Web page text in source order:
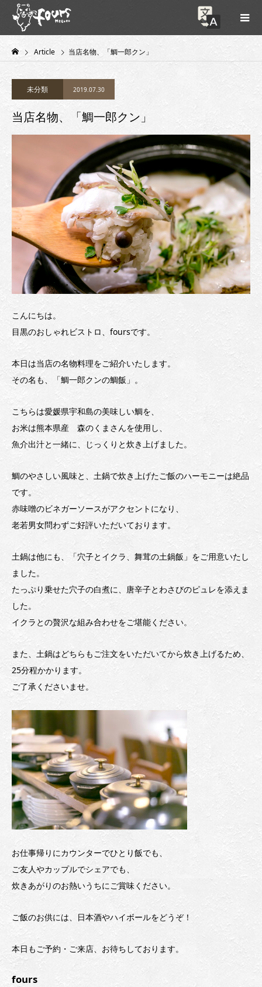
Article 当店名物、「鯛一郎クン」
未分類 2019.07.30
当店名物、「鯛一郎クン」
こんにちは。
目黒のおしゃれビストロ、foursです。
本日は当店の名物料理をご紹介いたします。
その名も、「鯛一郎クンの鯛飯」。
こちらは愛媛県宇和島の美味しい鯛を、
お米は熊本県産 森のくまさんを使用し、
魚介出汁と一緒に、じっくりと炊き上げました。
鯛のやさしい風味と、土鍋で炊き上げたご飯のハーモニーは絶品
です。
赤味噌のビネガーソースがアクセントになり、
老若男女問わずご好評いただいております。
土鍋は他にも、「穴子とイクラ、舞茸の土鍋飯」をご用意いたし
ました。
たっぷり乗せた穴子の白煮に、唐辛子とわさびのピュレを添えま
した。
イクラとの贅沢な組み合わせをご堪能ください。
また、土鍋はどちらもご注文をいただいてから炊き上げるため、
25分程かかります。
ご了承くださいませ。
お仕事帰りにカウンターでひとり飯でも、
ご友人やカップルでシェアでも、
炊きあがりのお熱いうちにご賞味ください。
ご飯のお供には、日本酒やハイボールをどうぞ！
本日もご予約・ご来店、お待ちしております。
fours